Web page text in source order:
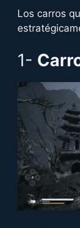
Los carros
1-